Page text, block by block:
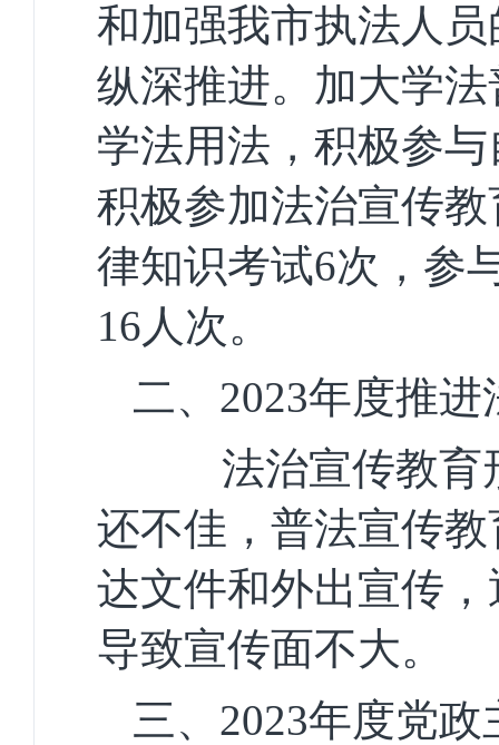
和加强我市执法人
纵深推进。 加大学
学法用法，积极参
积极参加法治宣传
律知识考试6次，参
16人次。
二、 2023年度推进
法治宣传教育
还不佳，普法宣传
达文件和外出宣传
导致宣传面不大。
三、 2023年度党政